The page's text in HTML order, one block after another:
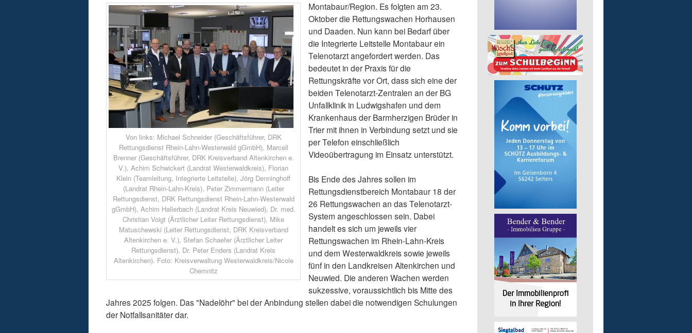
Von links: Michael Schneider (Geschäftsführer, DRK
Rettungsdienst Rhein-Lahn-Westerwald gGmbH), Marcell
Brenner (Geschäftsführer, DRK Kreisverband Altenkirchen e.
V.), Achim Schwickert (Landrat Westerwaldkreis), Florian
Klein (Teamleitung, Integrierte Leitstelle), Jörg Denninghoff
(Landrat Rhein-Lahn-Kreis), Peter Zimmermann (Leiter
Rettungsdienst, DRK Rettungsdienst Rhein-Lahn-Westerwald
gGmbH), Achim Hallerbach (Landrat Kreis Neuwied), Dr. med.
Christian Voigt (Ärztlicher Leiter Rettungsdienst), Mike
Matuschewski (Leiter Rettungsdienst, DRK Kreisverband
Altenkirchen e. V.), Stefan Schaefer (Ärztlicher Leiter
Rettungsdienst), Dr. Peter Enders (Landrat Kreis
Altenkirchen). Foto: Kreisverwaltung Westerwaldkreis/Nicole
Chemnitz
Montabaur/Region. Es folgten am 23.
Oktober die Rettungswachen Horhausen
und Daaden. Nun kann bei Bedarf über
die Integrierte Leitstelle Montabaur ein
Telenotarzt angefordert werden. Das
bedeutet in der Praxis für die
Rettungskräfte vor Ort, dass sich eine der
beiden Telenotarzt-Zentralen an der BG
Unfallklinik in Ludwigshafen und dem
Krankenhaus der Barmherzigen Brüder in
Trier mit ihnen in Verbindung setzt und sie
per Telefon einschließlich
Videoübertragung im Einsatz unterstützt.
Bis Ende des Jahres sollen im
Rettungsdienstbereich Montabaur 18 der
26 Rettungswachen an das Telenotarzt-
System angeschlossen sein. Dabei
handelt es sich um jeweils vier
Rettungswachen im Rhein-Lahn-Kreis
und dem Westerwaldkreis sowie jeweils
fünf in den Landkreisen Altenkirchen und
Neuwied. Die anderen Wachen werden
sukzessive, voraussichtlich bis Mitte des
Jahres 2025 folgen. Das "Nadelöhr" bei der Anbindung stellen dabei die notwendigen Schulungen
der Notfallsanitäter dar.